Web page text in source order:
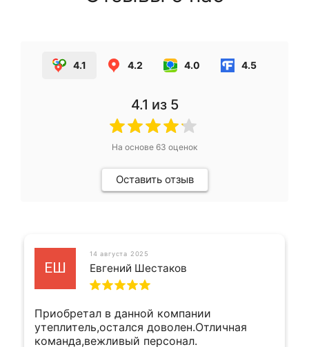
4.1 4.2 4.0 4.5
4.1 из 5
На основе 63 оценок
Оставить отзыв
ЕШ
14 августа 2025
Евгений Шестаков
Приобретал в данной компании
утеплитель,остался доволен.Отличная
команда,вежливый персонал.